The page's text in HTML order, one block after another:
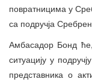
повратницима у
са подручја
Амбасадор Бонд ће,
ситуацију у
представника о